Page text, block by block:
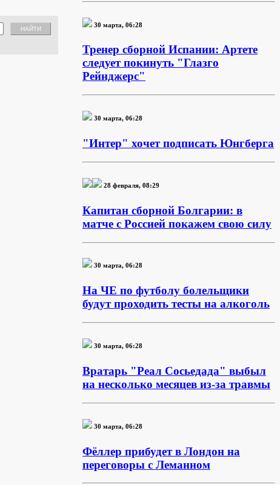
30 марта, 06:28
Тренер сборной Испании: Артете
следует покинуть "Глазго
Рейнджерс"
30 марта, 06:28
"Интер" хочет подписать Юнгберга
28 февраля, 08:29
Капитан сборной Болгарии: в
матче с Россией покажем свою силу
30 марта, 06:28
На ЧЕ по футболу болельщики
будут проходить тесты на алкоголь
30 марта, 06:28
Вратарь "Реал Сосьедада" выбыл
на несколько месяцев из-за травмы
30 марта, 06:28
Фёллер прибудет в Лондон на
переговоры с Леманном